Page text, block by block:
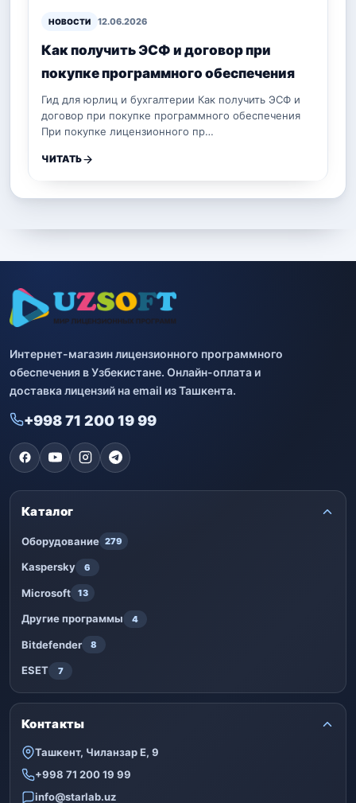
НОВОСТИ 12.06.2026
Как получить ЭСФ и договор при
покупке программного обеспечения
Гид для юрлиц и бухгалтерии Как получить ЭСФ и
договор при покупке программного обеспечения
При покупке лицензионного пр…
ЧИТАТЬ
Интернет-магазин лицензионного программного
обеспечения в Узбекистане. Онлайн-оплата и
доставка лицензий на email из Ташкента.
+998 71 200 19 99
Каталог
Оборудование 279
Kaspersky 6
Microsoft 13
Другие программы 4
Bitdefender 8
ESET 7
Контакты
Ташкент, Чиланзар Е, 9
+998 71 200 19 99
info@starlab.uz